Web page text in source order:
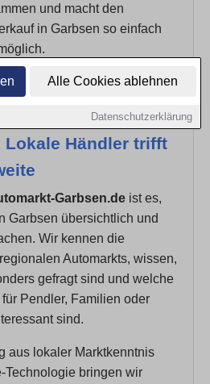
Alle Cookies ablehnen
Datenschutzerklärung
und macht den
in Garbsen so einfach
Lokale Händler trifft
Garbsen.de ist es,
Garbsen übersichtlich und
Wir kennen die
Automarkts, wissen,
gefragt sind und welche
Pendler, Familien oder
sind.
aus lokaler Marktkenntnis
Technologie bringen wir